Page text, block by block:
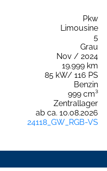
Pkw
Limousine
5
Grau
Nov / 2024
19.999 km
85 kW/ 116 PS
Benzin
999 cm³
Zentrallager
ab ca. 10.08.2026
24118_GW_RGB-VS